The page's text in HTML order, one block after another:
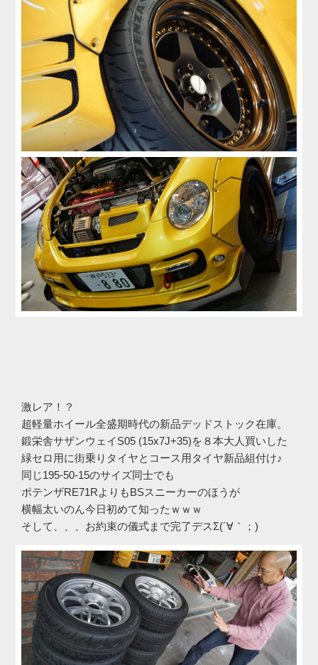
激レア！？
超軽量ホイール全盛期時代の新品デッドストック在庫。
鍛栄舎サザンウェイS05 (15x7J+35)を８本大人買いした
緑セロ用に街乗りタイヤとコース用タイヤ新品組付け♪
同じ195-50-15のサイズ同士でも
ポテンザRE71RよりもBSスニーカーのほうが
横幅太いのん今日初めて知ったｗｗｗ
そして、、、お約束の儀式まで完了デスΣ(´∀｀；)